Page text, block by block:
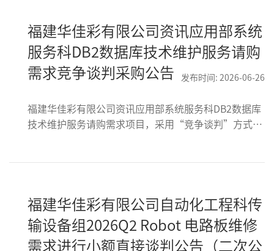
福建华佳彩有限公司资讯应用部系统
服务科DB2数据库技术维护服务请购
需求竞争谈判采购公告 发布时间: 2026-06-26
福建华佳彩有限公司资讯应用部系统服务科DB2数据库
技术维护服务请购需求项目，采用“竞争谈判”方式进
福建华佳彩有限公司自动化工程科传
输设备组2026Q2 Robot 电路板维修
需求进行小额直接谈判公告（二次公